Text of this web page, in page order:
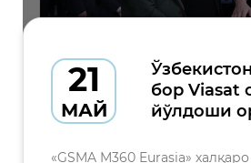
21
МАЙ
бор Viasat
йўлдоши
«GSMA M360 Eurasia»